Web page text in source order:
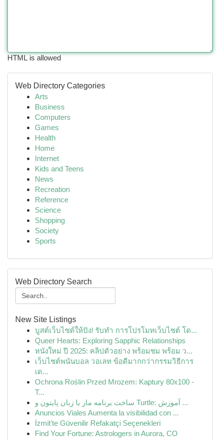
HTML is allowed
Web Directory Categories
Arts
Business
Computers
Games
Health
Home
Internet
Kids and Teens
News
Recreation
Reference
Science
Shopping
Society
Sports
Web Directory Search
New Site Listings
บูสต์เว็บไซต์ให้ปัง! รับทำ การโปรโมทเว็บไซต์ โด...
Queer Hearts: Exploring Sapphic Relationships
หนังใหม่ ปี 2025: คลิปตัวอย่าง พร้อมชม พร้อม ว...
เว็บไซต์พนันบอล วอเลท ข้อดีมากกว่ากรรมวิธีการ
เด...
Ochrona Roślin Przed Mrozem: Kaptury 80x100 -
T...
ساخت برنامه مار با زبان پایتون و Turtle: آموزش ...
Anuncios Viales Aumenta la visibilidad con ...
İzmit'te Güvenilir Refakatçi Seçenekleri
Find Your Fortune: Astrologers in Aurora, CO